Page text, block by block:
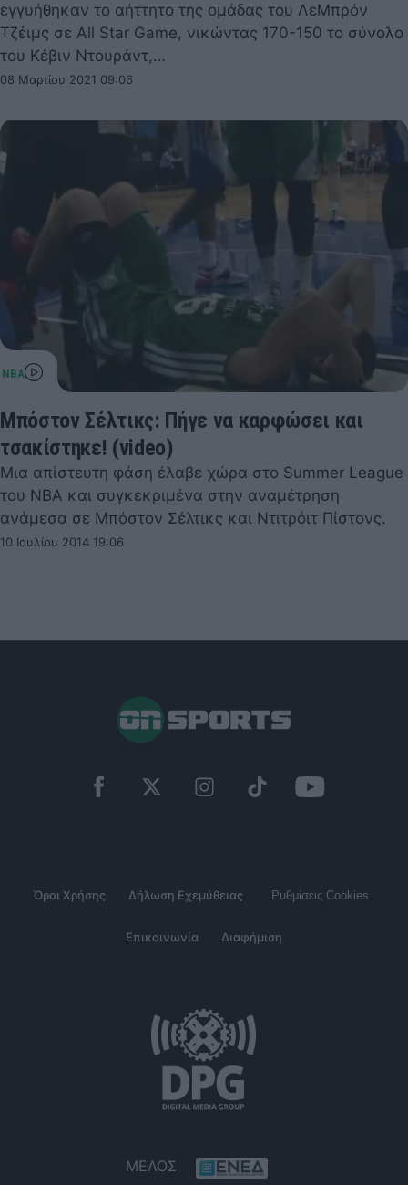
εγγυήθηκαν το αήττητο της ομάδας του ΛεΜπρόν
Τζέιμς σε All Star Game, νικώντας 170-150 το σύνολο
του Κέβιν Ντουράντ,…
08 Μαρτίου 2021 09:06
Μπόστον Σέλτικς: Πήγε να καρφώσει και
τσακίστηκε! (video)
Μια απίστευτη φάση έλαβε χώρα στο Summer League
του ΝΒΑ και συγκεκριμένα στην αναμέτρηση
ανάμεσα σε Μπόστον Σέλτικς και Ντιτρόιτ Πίστονς.
10 Ιουλίου 2014 19:06
Όροι Χρήσης Δήλωση Εχεμύθειας Ρυθμίσεις Cookies
Επικοινωνία Διαφήμιση
ΜΕΛΟΣ